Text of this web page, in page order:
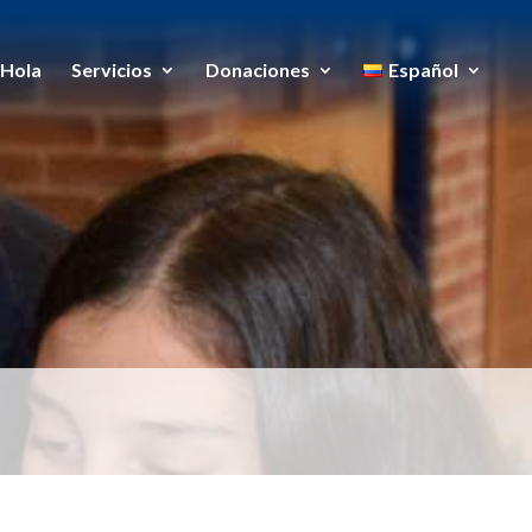
Hola Servicios Donaciones Español